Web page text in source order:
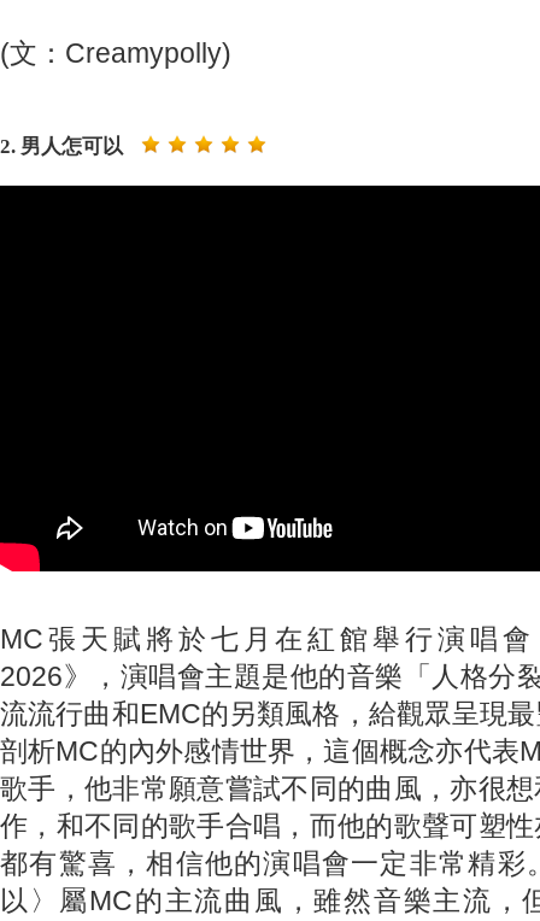
(文：Creamypolly)
2. 男人怎可以
MC張天賦將於七月在紅館舉行演唱會
2026》，演唱會主題是他的音樂「人格分
流流行曲和EMC的另類風格，給觀眾呈現
剖析MC的內外感情世界，這個概念亦代表
歌手，他非常願意嘗試不同的曲風，亦很
作，和不同的歌手合唱，而他的歌聲可塑
都有驚喜，相信他的演唱會一定非常精彩
以〉屬MC的主流曲風，雖然音樂主流，